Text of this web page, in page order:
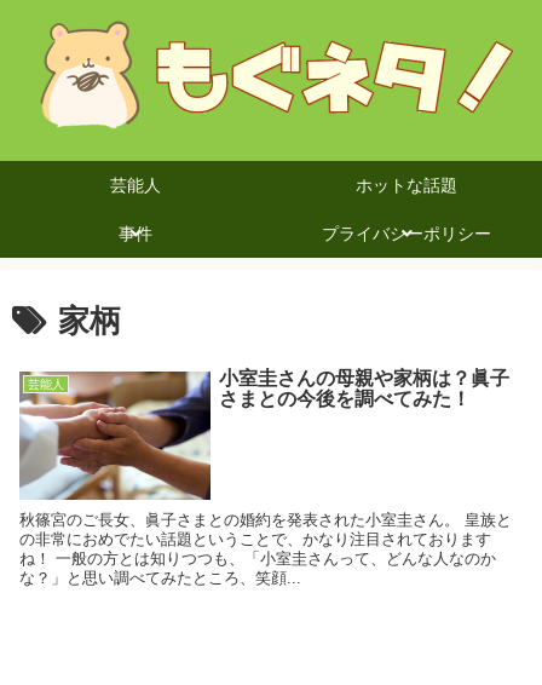
芸能人 ホットな話題
事件 プライバシーポリシー
家柄
芸能人
小室圭さんの母親や家柄は？眞子
さまとの今後を調べてみた！
秋篠宮のご長女、眞子さまとの婚約を発表された小室圭さん。 皇族と
の非常におめでたい話題ということで、かなり注目されております
ね！ 一般の方とは知りつつも、「小室圭さんって、どんな人なのか
な？」と思い調べてみたところ、笑顔...